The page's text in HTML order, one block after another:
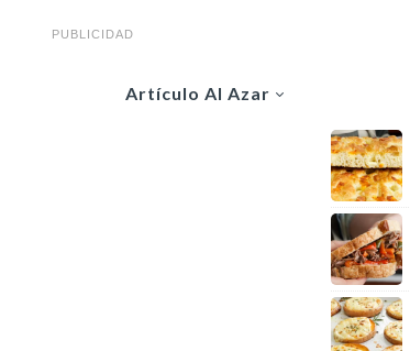
PUBLICIDAD
Artículo Al Azar